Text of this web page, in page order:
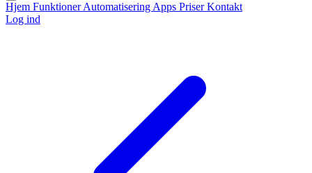
Hjem FunktionerAutomatisering Apps PriserKontakt
Log ind